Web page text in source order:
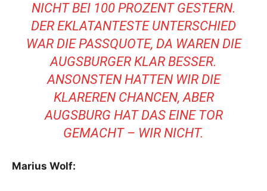
NICHT BEI 100 PROZENT GESTERN.
DER EKLATANTESTE UNTERSCHIED
WAR DIE PASSQUOTE, DA WAREN DIE
AUGSBURGER KLAR BESSER.
ANSONSTEN HATTEN WIR DIE
KLAREREN CHANCEN, ABER
AUGSBURG HAT DAS EINE TOR
GEMACHT – WIR NICHT.
Marius Wolf: